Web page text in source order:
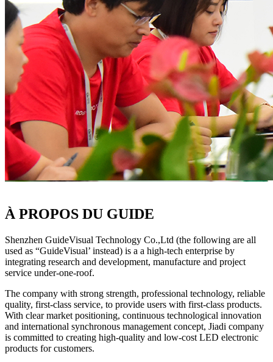
À PROPOS DU GUIDE
Shenzhen GuideVisual Technology Co.,Ltd (the following are all
used as “GuideVisual’ instead) is a a high-tech enterprise by
integrating research and development, manufacture and project
service under-one-roof.
The company with strong strength, professional technology, reliable
quality, first-class service, to provide users with first-class products.
With clear market positioning, continuous technological innovation
and international synchronous management concept, Jiadi company
is committed to creating high-quality and low-cost LED electronic
products for customers.